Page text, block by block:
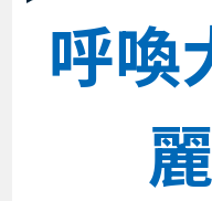
呼喚